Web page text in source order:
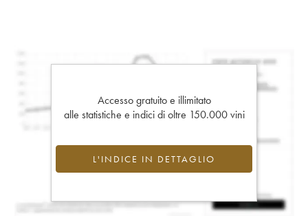
Accesso gratuito e illimitato
alle statistiche e indici di oltre 150.000 vini
L'INDICE IN DETTAGLIO